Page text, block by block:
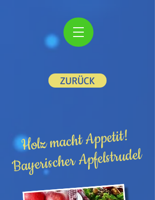
ZURÜCK
Holz macht Appetit!
Bayerischer Apfelstrudel